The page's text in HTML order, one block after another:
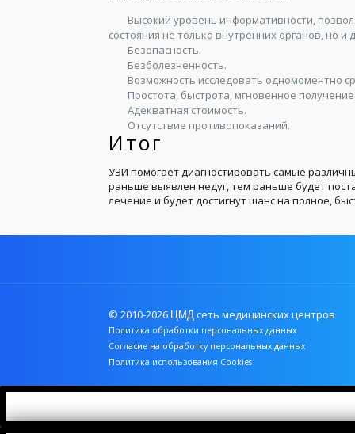
Высокий уровень информативности,
состояния не только внутренних органов, но и
Безопасность.
Безболезненность.
Возможность исследовать одномоментно
Простота, быстрота, мгновенное
Адекватная стоимость.
Отсутствие противопоказаний.
Итог
УЗИ помогает диагностировать самые
раньше выявлен недуг, тем раньше будет
лечение и будет достигнут шанс на полное,
© 2010-2026 ЦМД сеть медицинских центров
Политика обработки персональных данных
Согласие на обработку персональных данных
Политика использования Cookies